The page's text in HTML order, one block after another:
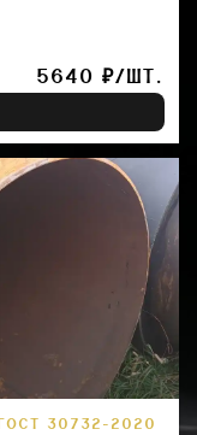
5640 ₽/ШТ.
30732-2020